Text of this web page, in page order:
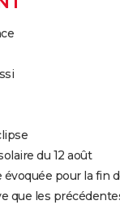
du 12 août
pour la fin
que les